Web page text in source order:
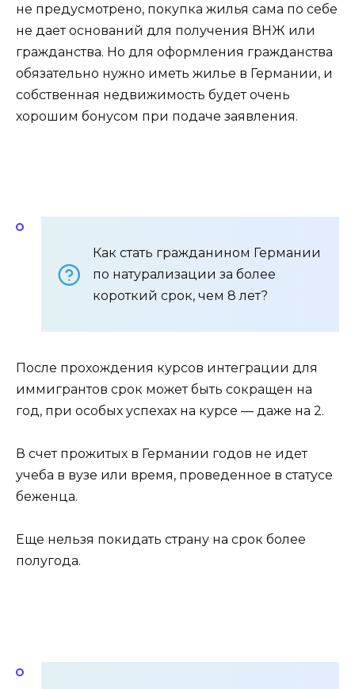
не предусмотрено, покупка жилья сама по себе
не дает оснований для получения ВНЖ или
гражданства. Но для оформления гражданства
обязательно нужно иметь жилье в Германии, и
собственная недвижимость будет очень
хорошим бонусом при подаче заявления.
Как стать гражданином Германии
по натурализации за более
короткий срок, чем 8 лет?
После прохождения курсов интеграции для
иммигрантов срок может быть сокращен на
год, при особых успехах на курсе — даже на 2.
В счет прожитых в Германии годов не идет
учеба в вузе или время, проведенное в статусе
беженца.
Еще нельзя покидать страну на срок более
полугода.